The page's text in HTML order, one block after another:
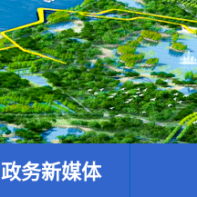
政务新媒体